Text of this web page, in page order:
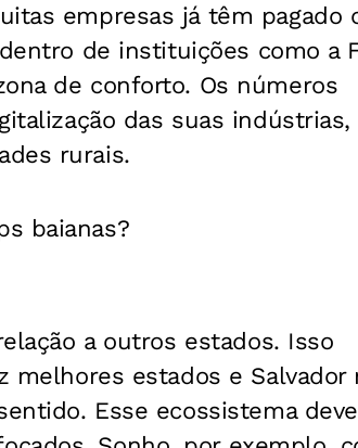
empresas já têm pagado
de instituições como a
de conforto. Os números
das suas indústrias,
rurais.
baianas?
a outros estados. Isso
estados e Salvador
Esse ecossistema